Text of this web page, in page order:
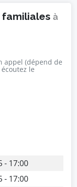
familiales à
appel (dépend de
le
- 17:00
- 17:00